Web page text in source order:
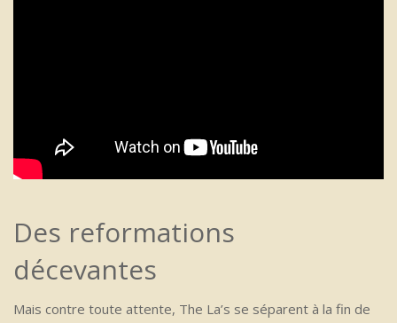
Des reformations
décevantes
Mais contre toute attente, The La’s se séparent à la fin de